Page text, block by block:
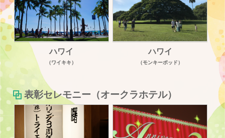
ハワイ
（ワイキキ）
ハワイ
（モンキーポッド）
表彰セレモニー（オークラホテル）